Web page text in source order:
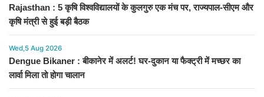
Rajasthan : 5 कृषि विश्वविद्यालयों के कुलगुरु एक मंच पर, राज्यपाल-सीएम और
कृषि मंत्री से हुई बड़ी बैठक
Wed,5 Aug 2026
Dengue Bikaner : बीकानेर में अलर्ट! घर-दुकान या फैक्ट्री में मच्छर का
लार्वा मिला तो होगा चालान